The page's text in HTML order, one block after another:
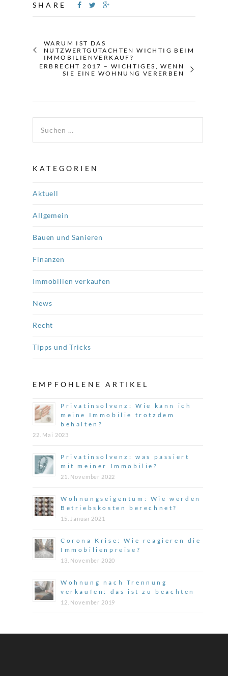
SHARE
WARUM IST DAS
NUTZWERTGUTACHTEN WICHTIG BEIM
IMMOBILIENVERKAUF?
ERBRECHT 2017 – WICHTIGES, WENN
SIE EINE WOHNUNG VERERBEN
KATEGORIEN
Aktuell
Allgemein
Bauen und Sanieren
Finanzen
Immobilien verkaufen
News
Recht
Tipps und Tricks
EMPFOHLENE ARTIKEL
Privatinsolvenz: Wie kann ich
meine Immobilie trotzdem
behalten?
22. Mai 2023
Privatinsolvenz: was passiert
mit meiner Immobilie?
21. November 2022
Wohnungseigentum: Wie werden
Betriebskosten berechnet?
15. Januar 2021
Corona Krise: Wie reagieren die
Immobilienpreise?
13. November 2020
Wohnung nach Trennung
verkaufen: das ist zu beachten
12. November 2019